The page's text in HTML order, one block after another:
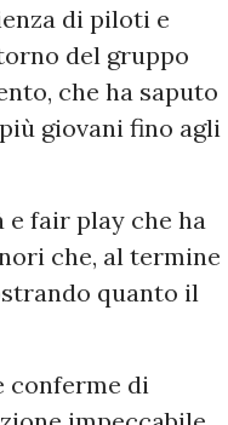
di piloti e
del gruppo
che ha saputo
giovani fino agli
fair play che ha
che, al termine
quanto il
conferme di